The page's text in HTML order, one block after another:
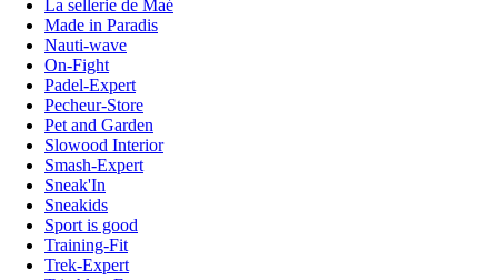
La sellerie de Maé
Made in Paradis
Nauti-wave
On-Fight
Padel-Expert
Pecheur-Store
Pet and Garden
Slowood Interior
Smash-Expert
Sneak'In
Sneakids
Sport is good
Training-Fit
Trek-Expert